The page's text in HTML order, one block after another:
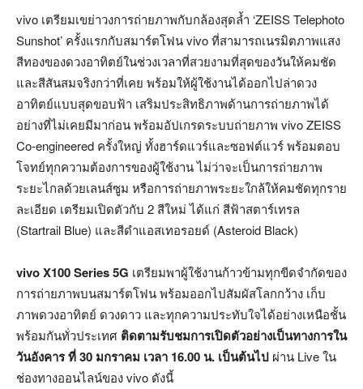
vivo เตรียมเขย่าวงการถ่ายภาพกับกล้องสุดล้ำ ‘ZEISS Telephoto
Sunshot’ ครั้งแรกกับสมาร์ตโฟน vivo ที่สามารถเนรมิตภาพแสง
สีทองของดวงอาทิตย์ในช่วงเวลาที่สวยงามที่สุดของวันให้คมชัด
และสีสันสมจริงกว่าที่เคย พร้อมให้ผู้ใช้งานได้ออกไปล่าดวง
อาทิตย์แบบสุดขอบฟ้า เสริมประสิทธิภาพด้านการถ่ายภาพได้
อย่างที่ไม่เคยมีมาก่อน พร้อมอัปเกรดระบบถ่ายภาพ vivo ZEISS
Co-engineered ครั้งใหญ่ ทั้งฮาร์ดแวร์และซอฟต์แวร์ พร้อมตอบ
โจทย์ทุกความต้องการของผู้ใช้งาน ไม่ว่าจะเป็นการถ่ายภาพ
ระยะไกลด้วยเลนส์ซูม หรือการถ่ายภาพระยะใกล้ให้คมชัดทุกราย
ละเอียด เตรียมเปิดตัวกับ 2 สีใหม่ ได้แก่ สีฟ้าสตาร์เทรล
(Startrail Blue) และสีดำแอสเทอรอยด์ (Asteroid Black)
vivo X100 Series 5G เตรียมพาผู้ใช้งานก้าวข้ามทุกขีดจำกัดของ
การถ่ายภาพบนสมาร์ตโฟน พร้อมออกไปสัมผัสโลกกว้าง เก็บ
ภาพดวงอาทิตย์ ดวงดาว และทุกความประทับใจได้อย่างเหนือชั้น
พร้อมกันทั่วประเทศ ติดตามรับชมการเปิดตัวอย่างเป็นทางการใน
วันอังคาร ที่ 30 มกราคม เวลา 16.00 น. เป็นต้นไป ผ่าน Live ใน
ช่องทางออนไลน์ของ vivo ดังนี้